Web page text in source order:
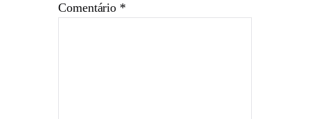
Comentário *